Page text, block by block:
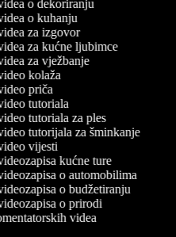
o dekoriranju
o kuhanju
za izgovor
za kućne ljubimce
za vježbanje
kolaža
priča
tutoriala
tutoriala za ples
tutorijala za šminkanje
vijesti
kućne ture
o automobilima
o budžetiranju
o prirodi
videa